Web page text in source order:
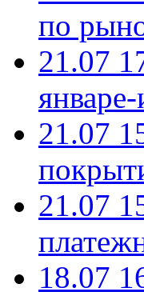
по
21.07
21.07
21.07
18.07